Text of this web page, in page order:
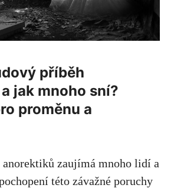
příběh
jak mnoho sní?
proměnu a
⁢anorektiků zaujímá mnoho lidí ⁤a⁤
této závažné poruchy